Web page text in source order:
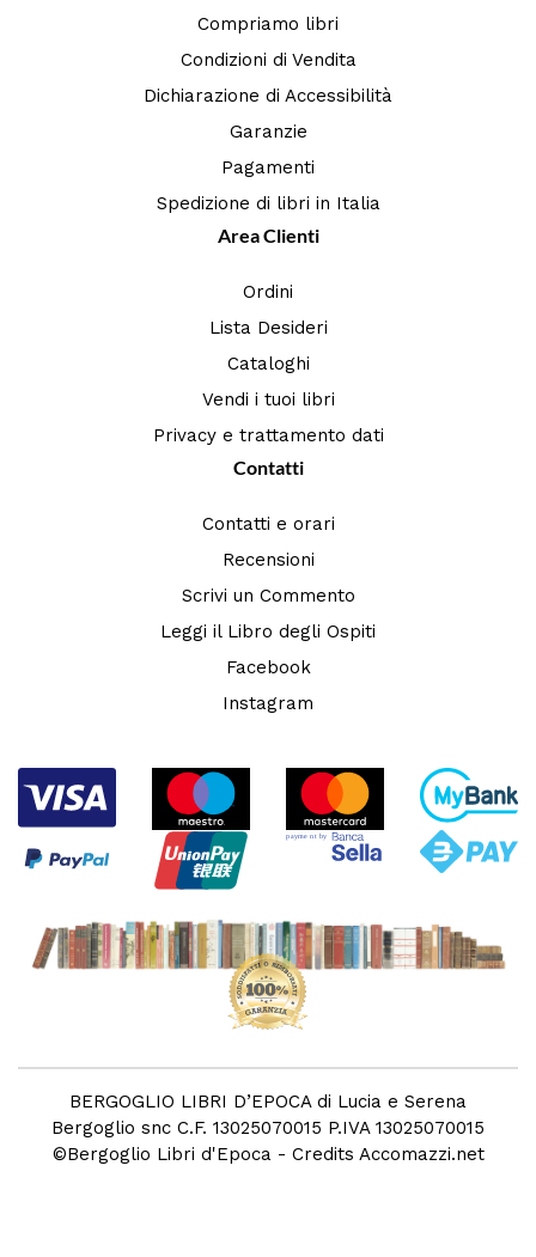
Compriamo libri
Condizioni di Vendita
Dichiarazione di Accessibilità
Garanzie
Pagamenti
Spedizione di libri in Italia
Area Clienti
Ordini
Lista Desideri
Cataloghi
Vendi i tuoi libri
Privacy e trattamento dati
Contatti
Contatti e orari
Recensioni
Scrivi un Commento
Leggi il Libro degli Ospiti
Facebook
Instagram
BERGOGLIO LIBRI D’EPOCA di Lucia e Serena
Bergoglio snc C.F. 13025070015 P.IVA 13025070015
©Bergoglio Libri d'Epoca - Credits Accomazzi.net